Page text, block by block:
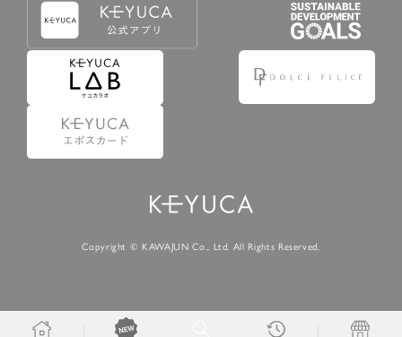
Copyright © KAWAJUN Co., Ltd. All Rights Reserved.